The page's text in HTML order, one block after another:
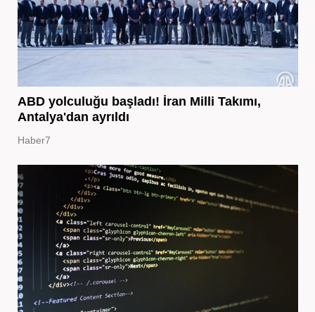
ABD yolculuğu başladı! İran Milli Takımı,
Antalya'dan ayrıldı
Haber7